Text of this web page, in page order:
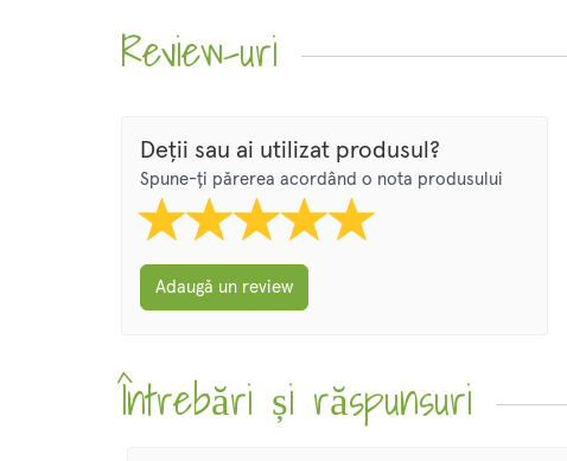
Review-uri
Deții sau ai utilizat produsul?
Spune-ți părerea acordând o nota produsului
Adaugă un review
Întrebări și răspunsuri